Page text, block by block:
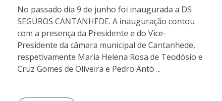
No passado dia 9 de junho foi inaugurada a DS
SEGUROS CANTANHEDE. A inauguração contou
com a presença da Presidente e do Vice-
Presidente da câmara municipal de Cantanhede,
respetivamente Maria Helena Rosa de Teodósio e
Cruz Gomes de Oliveira e Pedro Antó ...